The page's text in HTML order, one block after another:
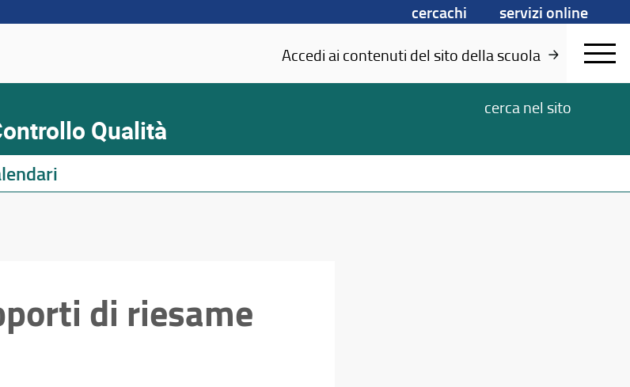
cercachi
servizi online
Accedi ai contenuti del sito della scuola
Qualità
cerca nel sito
di riesame